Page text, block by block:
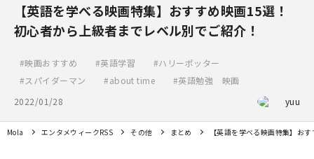
【英語を学べる映画特集】おすすめ映画15選！
初心者から上級者までレベル別でご紹介！
映画おすすめ 英語学習
ハリーポッター
スパイダーマン
about time
英語勉強 映画
2022/01/28
yuu
Mola エンタメウィークRSS その他 まとめ 【英語を学べる映画特集】お